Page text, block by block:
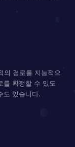
의 경로를 지능적으
를 확정할 수 있도
도 있습니다.